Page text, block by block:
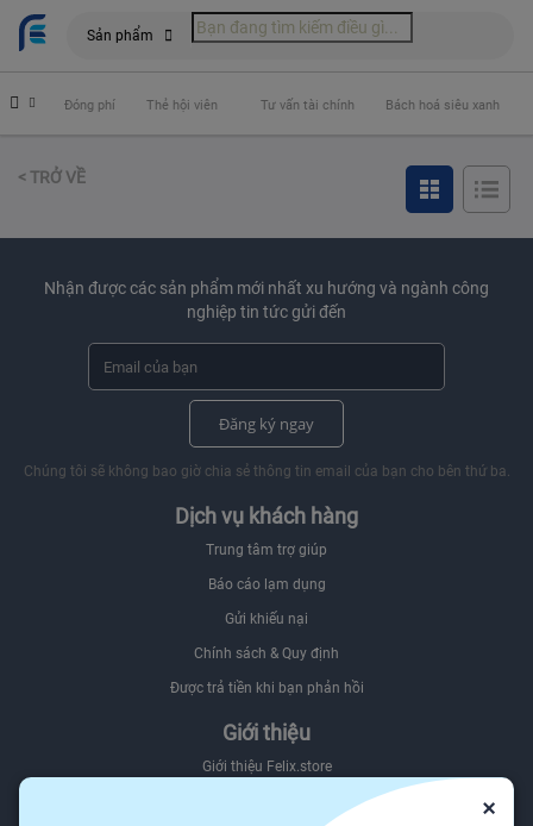
Sản phẩm
Đóng phí Thẻ hội viên Tư vấn tài chính Bách hoá siêu xanh
< TRỞ VỀ
Nhận được các sản phẩm mới nhất xu hướng và ngành công
nghiệp tin tức gửi đến
Đăng ký ngay
Chúng tôi sẽ không bao giờ chia sẻ thông tin email của bạn cho bên thứ ba.
Dịch vụ khách hàng
Trung tâm trợ giúp
Báo cáo lạm dụng
Gửi khiếu nại
Chính sách & Quy định
Được trả tiền khi bạn phản hồi
Giới thiệu
Giới thiệu Felix.store
×